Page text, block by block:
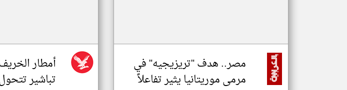
مصر.. هدف "تريزيجيه" في
مرمى موريتانيا يثير تفاعلاً
أمطار
تباشير